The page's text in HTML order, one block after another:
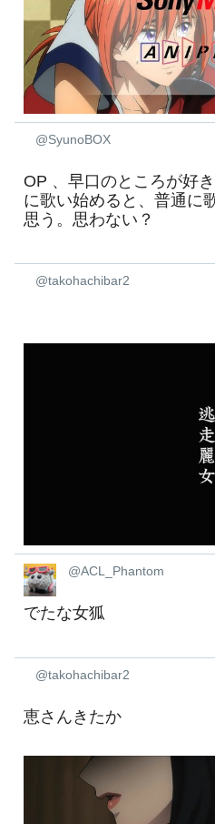
@SyunoBOX
OP 、早口のところが好
に歌い始めると、普通に
思う。思わない？
@takohachibar2
@ACL_Phantom
でたな女狐
@takohachibar2
恵さんきたか